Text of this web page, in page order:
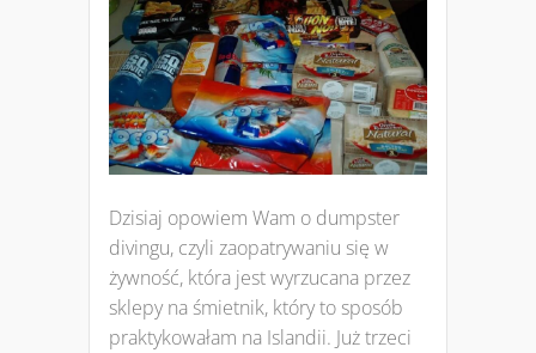
Dzisiaj opowiem Wam o dumpster
divingu, czyli zaopatrywaniu się w
żywność, która jest wyrzucana przez
sklepy na śmietnik, który to sposób
praktykowałam na Islandii. Już trzeci